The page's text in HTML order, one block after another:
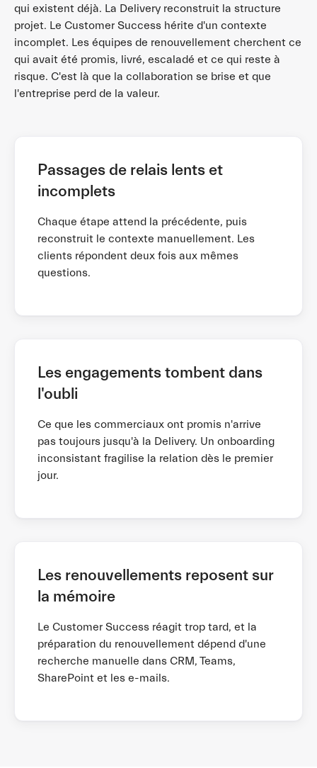
qui existent déjà. La Delivery reconstruit la structure
projet. Le Customer Success hérite d'un contexte
incomplet. Les équipes de renouvellement cherchent ce
qui avait été promis, livré, escaladé et ce qui reste à
risque. C'est là que la collaboration se brise et que
l'entreprise perd de la valeur.
Passages de relais lents et
incomplets
Chaque étape attend la précédente, puis
reconstruit le contexte manuellement. Les
clients répondent deux fois aux mêmes
questions.
Les engagements tombent dans
l'oubli
Ce que les commerciaux ont promis n'arrive
pas toujours jusqu'à la Delivery. Un onboarding
inconsistant fragilise la relation dès le premier
jour.
Les renouvellements reposent sur
la mémoire
Le Customer Success réagit trop tard, et la
préparation du renouvellement dépend d'une
recherche manuelle dans CRM, Teams,
SharePoint et les e-mails.